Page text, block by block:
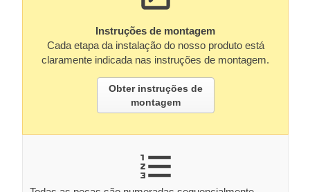
Instruções de montagem
Cada etapa da instalação do nosso produto está
claramente indicada nas instruções de montagem.
Obter instruções de
montagem